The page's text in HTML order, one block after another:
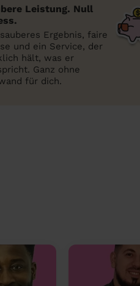
Leistung. Null
Ergebnis, faire
und ein Service, der
hält, was er
Ganz ohne
für dich.